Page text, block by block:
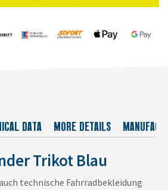
DATA MORE DETAILS
Trikot Blau
technische Fahrradbekleidung